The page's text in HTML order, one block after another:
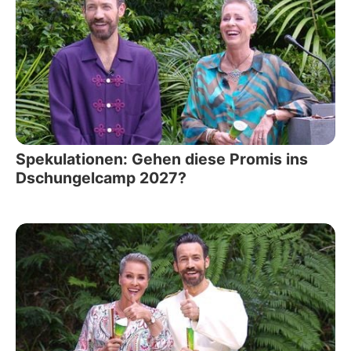
Spekulationen: Gehen diese Promis ins
Dschungelcamp 2027?